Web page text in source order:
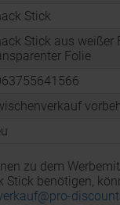
Stick
Stick aus weißer
Folie
zu dem
Stick benötigen,